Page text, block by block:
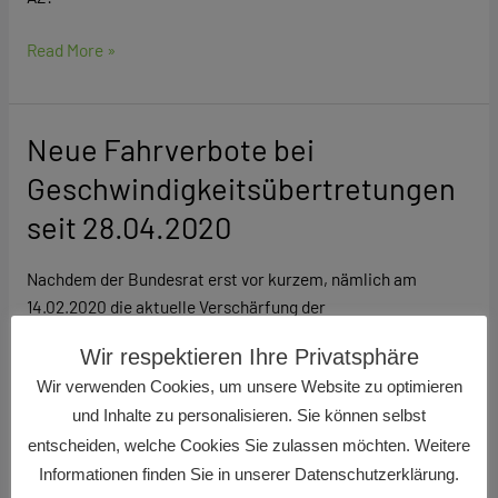
Read More »
Neue Fahrverbote bei
Geschwindigkeitsübertretungen
seit 28.04.2020
Nachdem der Bundesrat erst vor kurzem, nämlich am
14.02.2020 die aktuelle Verschärfung der
verabschiedet hat, ist die Situation im
Bundesverkehrsministerium neu überdacht worden. So hat
der Bundesverkehrsminister drei Wochen nach Inkrafttreten
der StVO-Novelle die neuen Fahrverbote bei
Tempoverstößen als „unverhältnismäßig“ eingestuft und will
Neue
bei
Geschwindigkeitsübertretungen
28.04.2020
Wir respektieren Ihre Privatsphäre
Wir verwenden Cookies, um unsere Website zu optimieren
und Inhalte zu personalisieren. Sie können selbst
entscheiden, welche Cookies Sie zulassen möchten. Weitere
Informationen finden Sie in unserer Datenschutzerklärung.